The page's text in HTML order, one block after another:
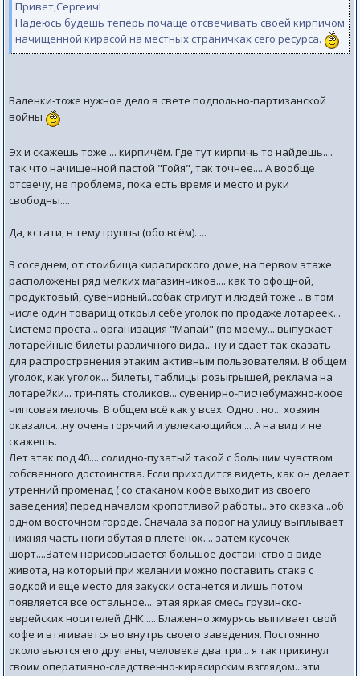
Привет,Сергеич!
Надеюсь будешь теперь почаще отсвечивать своей кирпичом
начищенной кирасой на местных страничках сего ресурса.
Валенки-тоже нужное дело в свете подпольно-партизанской
войны
Эх и скажешь тоже.... кирпичём. Где тут кирпичь то найдешь....
так что начищенной пастой "Гойя", так точнее.... А вообще
отсвечу, не проблема, пока есть время и место и руки
свободны....
Да, кстати, в тему группы (обо всём).....
В соседнем, от стоибища кирасирского доме, на первом этаже
расположены ряд мелких магазинчиков.... как то офощной,
продуктовый, сувенирный..собак стригут и людей тоже... в том
числе один товарищ открыл себе уголок по продаже лотареек...
Система проста... организация "Мапай" (по моему... выпускает
лотарейные билеты различного вида... ну и сдает так сказать
для распространения этаким активным пользователям. В общем
уголок, как уголок... билеты, таблицы розыгрышей, реклама на
лотарейки... три-пять столиков... сувенирно-писчебумажно-кофе
чипсовая мелочь. В общем всё как у всех. Одно ..но... хозяин
оказался...ну очень горячий и увлекающийся.... А на вид и не
скажешь.
Лет этак под 40.... солидно-пузатый такой с большим чувством
собсвенного достоинства. Если приходится видеть, как он делает
утренний променад ( со стаканом кофе выходит из своего
заведения) перед началом кропотливой работы...это сказка...об
одном восточном городе. Сначала за порог на улицу выплывает
нижняя часть ноги обутая в плетенок.... затем кусочек
шорт....Затем нарисовывается большое достоинство в виде
живота, на который при желании можно поставить стака с
водкой и еще место для закуски останется и лишь потом
появляется все остальное.... этая яркая смесь грузинско-
еврейских носителей ДНК..... Блаженно жмурясь выпивает свой
кофе и втягивается во внутрь своего заведения. Постоянно
около вьются его друганы, человека два три... я так прикинул
своим оперативно-следственно-кирасирским взглядом...эти